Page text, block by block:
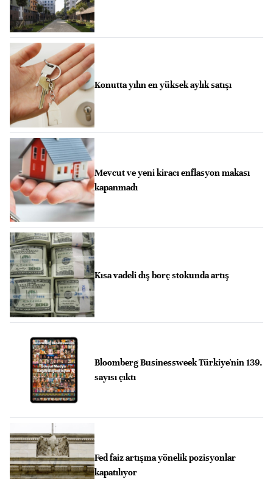
Konutta yılın en yüksek aylık satışı
Mevcut ve yeni kiracı enflasyon makası
kapanmadı
Kısa vadeli dış borç stokunda artış
Bloomberg Businessweek Türkiye'nin 139.
sayısı çıktı
Fed faiz artışına yönelik pozisyonlar
kapatılıyor